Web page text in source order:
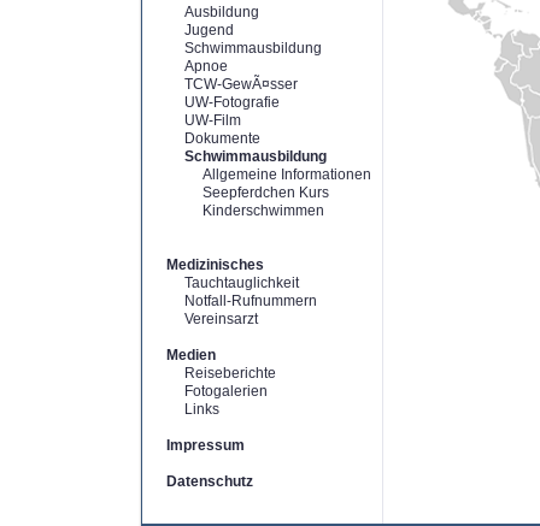
Ausbildung
Jugend
Schwimmausbildung
Apnoe
TCW-GewÃ¤sser
UW-Fotografie
UW-Film
Dokumente
Schwimmausbildung
Allgemeine Informationen
Seepferdchen Kurs
Kinderschwimmen
Medizinisches
Tauchtauglichkeit
Notfall-Rufnummern
Vereinsarzt
Medien
Reiseberichte
Fotogalerien
Links
Impressum
Datenschutz